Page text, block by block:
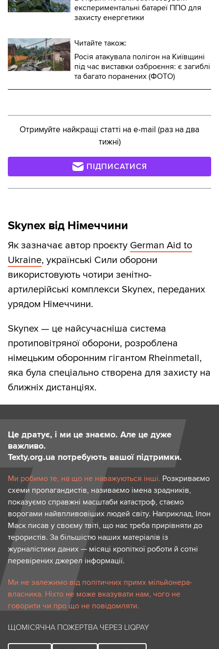
експериментальні батареї ППО для
захисту енергетики
Читайте також:
Росія атакувала полігон на Київщині
під час виставки озброєння: є загиблі
та багато поранених (ФОТО)
Отримуйте найкращі статті на e-mail (раз на два
тижні)
ПІДПИСАТИСЯ
Skynex від Німеччини
Як зазначає автор проєкту German Aid to
Ukraine, українські Сили оборони
використовують чотири зенітно-
артилерійські комплекси Skynex, переданих
урядом Німеччини.
Skynex — це найсучасніша система
протиповітряної оборони, розроблена
німецьким оборонним гігантом Rheinmetall,
яка була спеціально створена для захисту на
ближніх дистанціях.
Це дратує, і ми це знаємо. Але це дуже
важливо.
Texty.org.ua потребують вашої підтримки.
Ми робимо те, на що не наважуються інші. Розкриваємо
схеми пропагандистів, називаємо імена зрадників,
показуємо справжні масштаби катастроф, стаємо
ворогами найвпливовіших людей світу. Наприклад, Ілон
Маск писав у своєму твіті, що нас треба прирівняти до
терористів. За більшістю наших матеріалів із
журналістики даних — місяці кропіткої роботи й сотні
перевірених джерел інформації.
Ми не залежимо від політичних примх мільйонера-
власника. Ніхто не може вказувати нам, чого не
говорити чи про що не повідомляти.
ЩОМІСЯЧНА ПОЖЕРТВА ЧЕРЕЗ LIQPAY